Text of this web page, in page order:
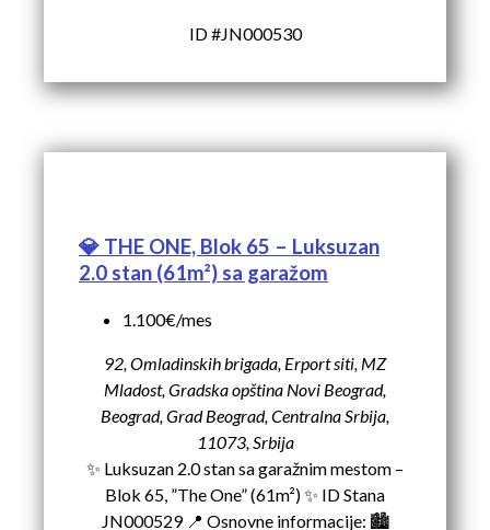
ID #JN000530
💎 THE ONE, Blok 65 – Luksuzan
2.0 stan (61m²) sa garažom
1.100€/mes
92, Omladinskih brigada, Erport siti, MZ
Mladost, Gradska opština Novi Beograd,
Beograd, Grad Beograd, Centralna Srbija,
11073, Srbija
✨ Luksuzan 2.0 stan sa garažnim mestom –
Blok 65, ”The One” (61m²) ✨ ID Stana
JN000529 📍 Osnovne informacije: 🏙️